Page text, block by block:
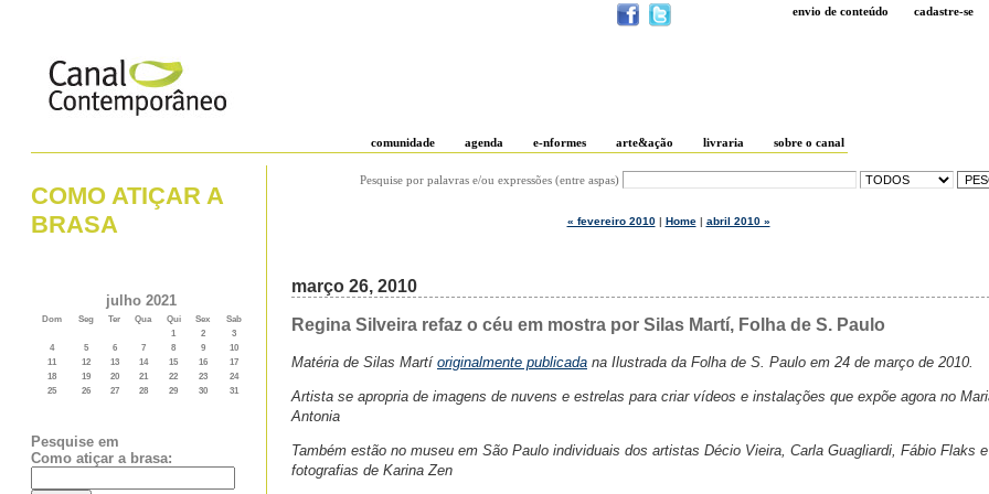
envio de conteúdo cadastre-se
comunidade agenda e-nformes arte&ação livraria sobre o canal
COMO ATIÇAR A
BRASA
julho 2021
Dom Seg Ter Qua Qui Sex
Sab
1
2
3
4
5 6 7 8 9
10
11
12 13 14 15 16
17
18
19 20 21 22 23
24
25
26 27 28 29 30 31
Pesquise em
Como atiçar a brasa:
Pesquise por palavras e/ou expressões (entre aspas)
« fevereiro 2010| Home| abril 2010 »
março 26, 2010
Regina Silveira refaz o céu em mostra por Silas Martí, Folha de S. Paulo
Matéria de Silas Martí originalmente publicada na Ilustrada da Folha de S. Paulo em 24 de março de 2010.
Artista se apropria de imagens de nuvens e estrelas para criar vídeos e instalações que expõe agora no
Antonia
Também estão no museu em São Paulo individuais dos artistas Décio Vieira, Carla Guagliardi, Fábio Flaks e
fotografias de Karina Zen